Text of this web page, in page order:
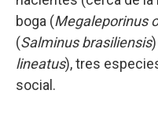
boga (Megaleporinus
(Salminus brasiliensis
lineatus), tres
social.